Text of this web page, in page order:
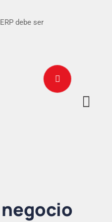
debe ser